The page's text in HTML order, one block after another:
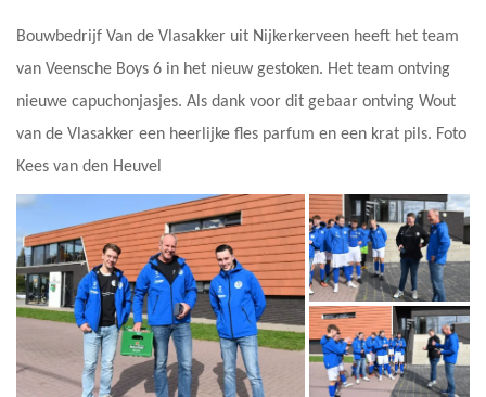
Bouwbedrijf Van de Vlasakker uit Nijkerkerveen heeft het team
van Veensche Boys 6 in het nieuw gestoken. Het team ontving
nieuwe capuchonjasjes. Als dank voor dit gebaar ontving Wout
van de Vlasakker een heerlijke fles parfum en een krat pils. Foto
Kees van den Heuvel